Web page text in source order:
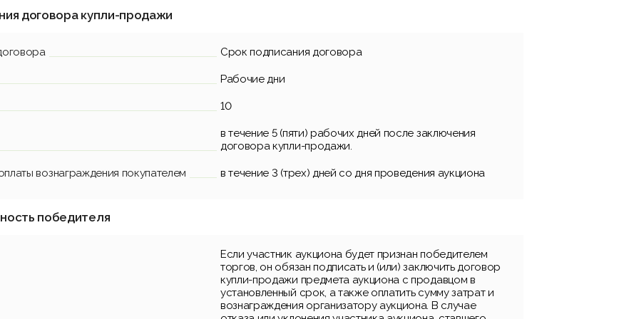
договора купли-продажи
Срок подписания договора
Рабочие дни
10
в течение 5 (пяти) рабочих дней после заключения
договора купли-продажи.
вознаграждения покупателем в течение 3 (трех) дней со дня проведения аукциона
победителя
Если участник аукциона будет признан победителем
торгов, он обязан подписать и (или) заключить договор
купли-продажи предмета аукциона с продавцом в
установленный срок, а также оплатить сумму затрат и
вознаграждения организатору аукциона. В случае